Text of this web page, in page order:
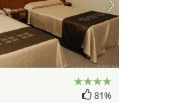
81%